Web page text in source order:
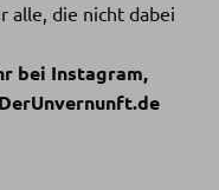
alle, die nicht dabei
bei Instagram,